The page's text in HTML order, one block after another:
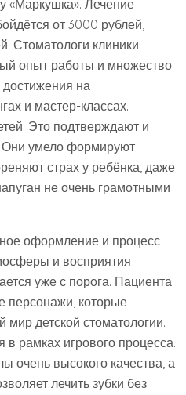
«Маркушка». Лечение
от 3000 рублей,
Стоматологи клиники
опыт работы и множество
достижения на
и мастер-классах.
Это подтверждают и
Они умело формируют
страх у ребёнка, даже
не очень грамотными
оформление и процесс
и восприятия
уже с порога. Пациента
персонажи, которые
мир детской стоматологии.
рамках игрового процесса.
очень высокого качества, а
лечить зубки без